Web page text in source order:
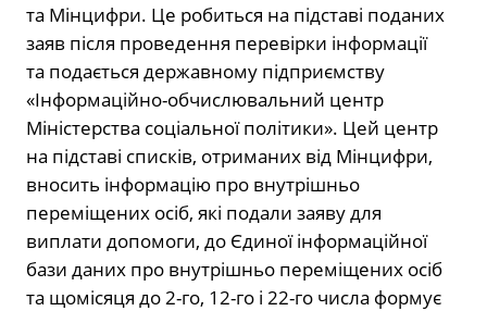
та Мінцифри. Це робиться на підставі поданих
заяв після проведення перевірки інформації
та подається державному підприємству
«Інформаційно-обчислювальний центр
Міністерства соціальної політики». Цей центр
на підставі списків, отриманих від Мінцифри,
вносить інформацію про внутрішньо
переміщених осіб, які подали заяву для
виплати допомоги, до Єдиної інформаційної
бази даних про внутрішньо переміщених осіб
та щомісяця до 2-го, 12-го і 22-го числа формує